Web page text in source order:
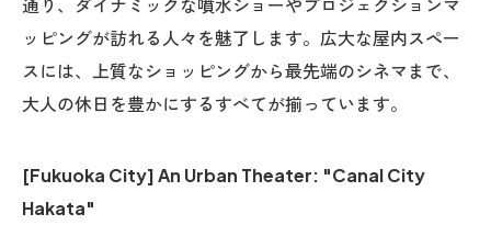
通り、ダイナミックな噴水ショーやプロジェクションマ
ッピングが訪れる人々を魅了します。広大な屋内スペー
スには、上質なショッピングから最先端のシネマまで、
大人の休日を豊かにするすべてが揃っています。
[Fukuoka City] An Urban Theater: "Canal City
Hakata"